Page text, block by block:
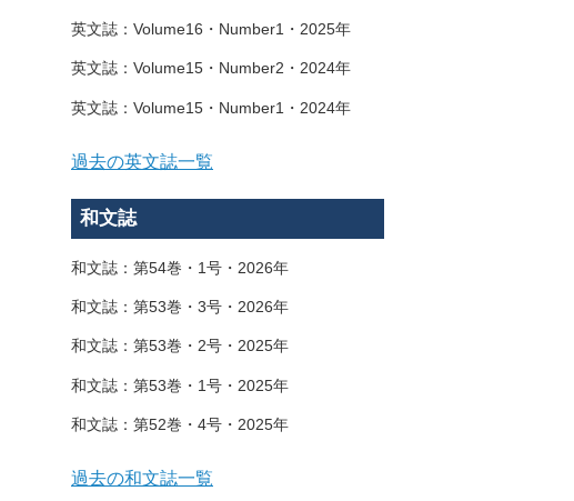
英文誌：Volume16・Number1・2025年
英文誌：Volume15・Number2・2024年
英文誌：Volume15・Number1・2024年
過去の英文誌一覧
和文誌
和文誌：第54巻・1号・2026年
和文誌：第53巻・3号・2026年
和文誌：第53巻・2号・2025年
和文誌：第53巻・1号・2025年
和文誌：第52巻・4号・2025年
過去の和文誌一覧